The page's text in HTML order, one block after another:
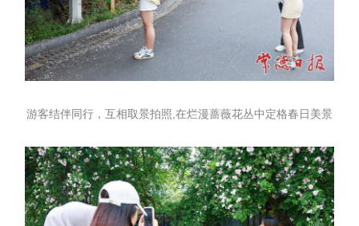
游客结伴同行，互相取景拍照,在烂漫蔷薇花丛中定格春日美景